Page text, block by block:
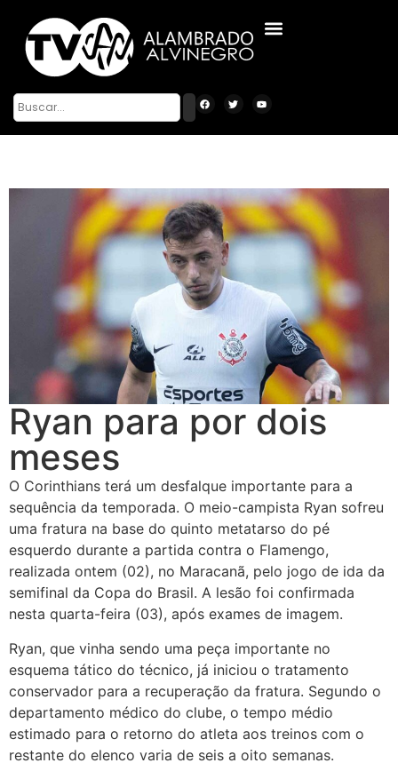
Ryan para por dois
meses
O Corinthians terá um desfalque importante para a
sequência da temporada. O meio-campista Ryan sofreu
uma fratura na base do quinto metatarso do pé
esquerdo durante a partida contra o Flamengo,
realizada ontem (02), no Maracanã, pelo jogo de ida da
semifinal da Copa do Brasil. A lesão foi confirmada
nesta quarta-feira (03), após exames de imagem.
Ryan, que vinha sendo uma peça importante no
esquema tático do técnico, já iniciou o tratamento
conservador para a recuperação da fratura. Segundo o
departamento médico do clube, o tempo médio
estimado para o retorno do atleta aos treinos com o
restante do elenco varia de seis a oito semanas.